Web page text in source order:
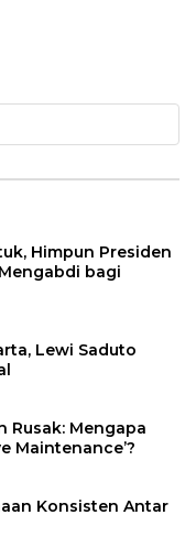
Himpun Presiden
bagi
Lewi Saduto
Rusak: Mengapa
Maintenance’?
Konsisten Antar